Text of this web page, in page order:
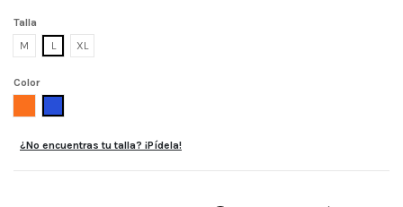
Talla
M
L XL
Color
¿No encuentras tu talla? ¡Pídela!